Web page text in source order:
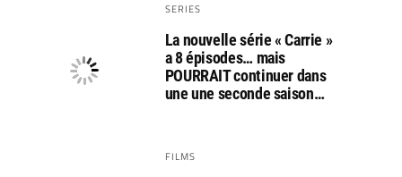
SERIES
La nouvelle série « Carrie »
a 8 épisodes… mais
POURRAIT continuer dans
une une seconde saison…
FILMS